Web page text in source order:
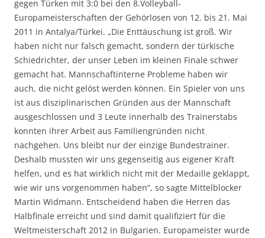
gegen Türken mit 3:0 bei den 8.Volleyball-
Europameisterschaften der Gehörlosen von 12. bis 21. Mai
2011 in Antalya/Türkei. „Die Enttäuschung ist groß. Wir
haben nicht nur falsch gemacht, sondern der türkische
Schiedrichter, der unser Leben im kleinen Finale schwer
gemacht hat. Mannschaftinterne Probleme haben wir
auch, die nicht gelöst werden können. Ein Spieler von uns
ist aus disziplinarischen Gründen aus der Mannschaft
ausgeschlossen und 3 Leute innerhalb des Trainerstabs
konnten ihrer Arbeit aus Familiengründen nicht
nachgehen. Uns bleibt nur der einzige Bundestrainer.
Deshalb mussten wir uns gegenseitig aus eigener Kraft
helfen, und es hat wirklich nicht mit der Medaille geklappt,
wie wir uns vorgenommen haben“, so sagte Mittelblocker
Martin Widmann. Entscheidend haben die Herren das
Halbfinale erreicht und sind damit qualifiziert für die
Weltmeisterschaft 2012 in Bulgarien. Europameister wurde